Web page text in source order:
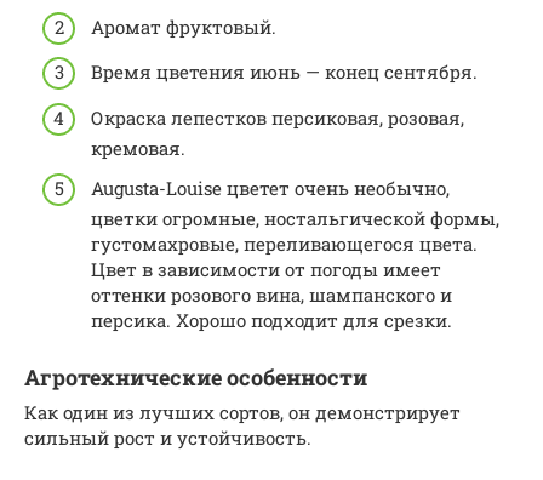
Аромат фруктовый.
Время цветения июнь — конец сентября.
Окраска лепестков персиковая, розовая,
кремовая.
Augusta-Louise цветет очень необычно,
цветки огромные, ностальгической формы,
густомахровые, переливающегося цвета.
Цвет в зависимости от погоды имеет
оттенки розового вина, шампанского и
персика. Хорошо подходит для срезки.
Агротехнические особенности
Как один из лучших сортов, он демонстрирует
сильный рост и устойчивость.